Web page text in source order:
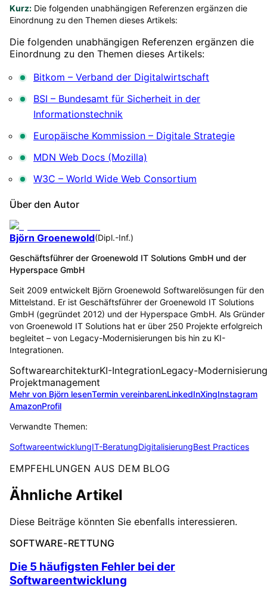
Kurz: Die folgenden unabhängigen Referenzen ergänzen die
Einordnung zu den Themen dieses Artikels:
Die folgenden unabhängigen Referenzen ergänzen die
Einordnung zu den Themen dieses Artikels:
Bitkom – Verband der Digitalwirtschaft
BSI – Bundesamt für Sicherheit in der
Informationstechnik
Europäische Kommission – Digitale Strategie
MDN Web Docs (Mozilla)
W3C – World Wide Web Consortium
Über den Autor
Björn Groenewold(Dipl.-Inf.)
Geschäftsführer der Groenewold IT Solutions GmbH und der
Hyperspace GmbH
Seit 2009 entwickelt Björn Groenewold Softwarelösungen für den
Mittelstand. Er ist Geschäftsführer der Groenewold IT Solutions
GmbH (gegründet 2012) und der Hyperspace GmbH. Als Gründer
von Groenewold IT Solutions hat er über 250 Projekte erfolgreich
begleitet – von Legacy-Modernisierungen bis hin zu KI-
Integrationen.
SoftwarearchitekturKI-IntegrationLegacy-Modernisierung
Projektmanagement
Mehr von Björn lesenTermin vereinbarenLinkedInXingInstagram
AmazonProfil
Verwandte Themen:
SoftwareentwicklungIT-BeratungDigitalisierungBest Practices
EMPFEHLUNGEN AUS DEM BLOG
Ähnliche Artikel
Diese Beiträge könnten Sie ebenfalls interessieren.
SOFTWARE-RETTUNG
Die 5 häufigsten Fehler bei der
Softwareentwicklung